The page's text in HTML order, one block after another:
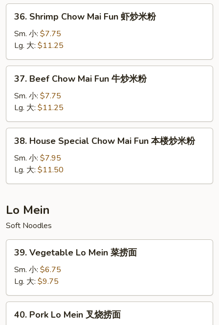
叉
Shrimp
Chow
Mai
Fun
虾
36. Shrimp Chow Mai Fun 虾炒米粉
Sm. 小: $7.75
Lg. 大: $11.25
Beef
Chow
Mai
Fun
牛
37. Beef Chow Mai Fun 牛炒米粉
Sm. 小: $7.75
Lg. 大: $11.25
House
Special
Chow
Mai
本
楼
炒
米
38. House Special Chow Mai Fun 本楼炒米粉
Sm. 小: $7.95
Lg. 大: $11.50
Lo Mein
Soft Noodles
Vegetable
Lo
Mein
菜
捞
39. Vegetable Lo Mein 菜捞面
Sm. 小: $6.75
Lg. 大: $9.75
Pork
40. Pork Lo Mein 叉烧捞面